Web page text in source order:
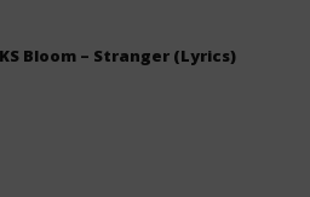
Bloom – Stranger (Lyrics)